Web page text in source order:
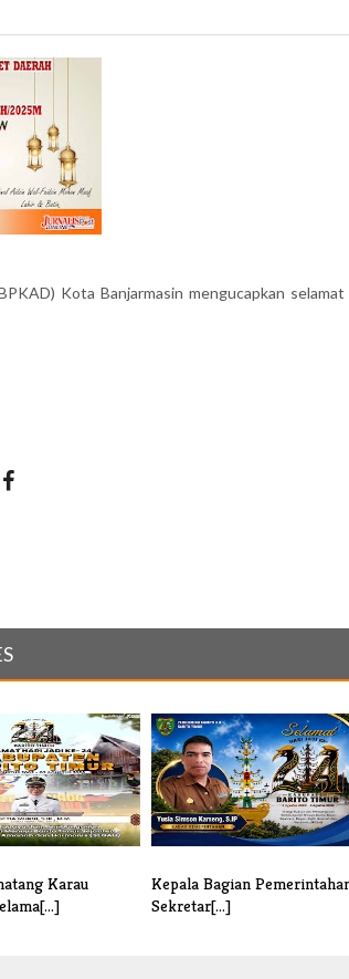
Kota Banjarmasin mengucapkan selamat
Karau
Kepala Bagian
Sekretar[...]